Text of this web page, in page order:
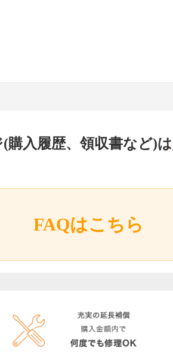
購入履歴、領収書など)は
FAQはこちら